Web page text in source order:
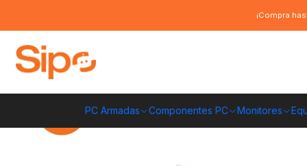
PC Armadas Componentes PC Monitores
¡Compra
Pasta térmica